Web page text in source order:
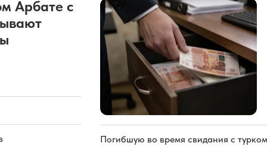
Арбате с
Погибшую во время свидания с